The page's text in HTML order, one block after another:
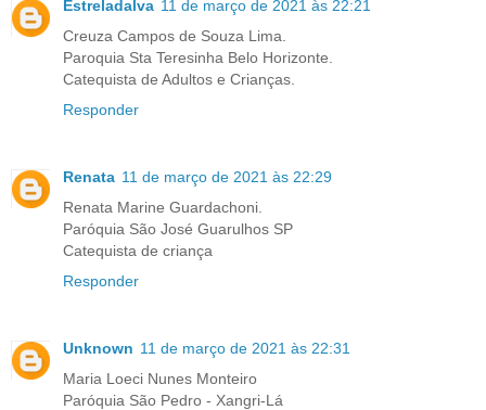
Estreladalva 11 de março de 2021 às 22:21
Creuza Campos de Souza Lima.
Paroquia Sta Teresinha Belo Horizonte.
Catequista de Adultos e Crianças.
Responder
Renata 11 de março de 2021 às 22:29
Renata Marine Guardachoni.
Paróquia São José Guarulhos SP
Catequista de criança
Responder
Unknown 11 de março de 2021 às 22:31
Maria Loeci Nunes Monteiro
Paróquia São Pedro - Xangri-Lá